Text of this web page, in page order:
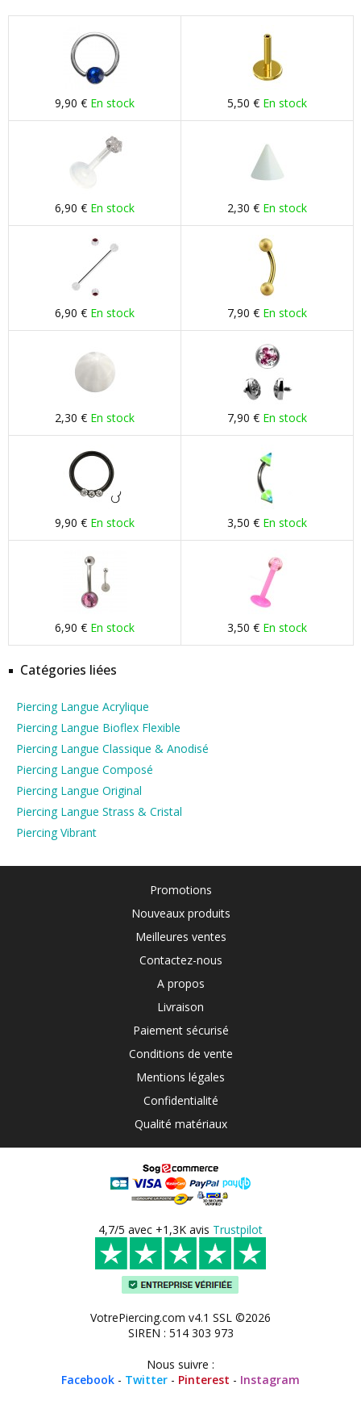
9,90 € En stock 5,50 € En stock
6,90 € En stock 2,30 € En stock
6,90 € En stock 7,90 € En stock
2,30 € En stock 7,90 € En stock
9,90 € En stock 3,50 € En stock
6,90 € En stock 3,50 € En stock
Catégories liées
Piercing Langue Acrylique
Piercing Langue Bioflex Flexible
Piercing Langue Classique & Anodisé
Piercing Langue Composé
Piercing Langue Original
Piercing Langue Strass & Cristal
Piercing Vibrant
Promotions
Nouveaux produits
Meilleures ventes
Contactez-nous
A propos
Livraison
Paiement sécurisé
Conditions de vente
Mentions légales
Confidentialité
Qualité matériaux
4,7/5 avec +1,3K avis Trustpilot
VotrePiercing.com v4.1 SSL ©2026
SIREN : 514 303 973
Nous suivre :
Facebook - Twitter - Pinterest - Instagram